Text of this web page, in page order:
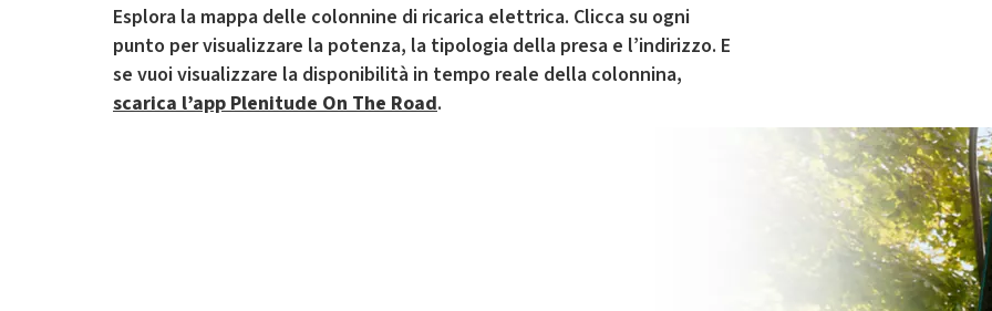
Esplora la mappa delle colonnine di ricarica elettrica. Clicca su ogni
punto per visualizzare la potenza, la tipologia della presa e l’indirizzo. E
se vuoi visualizzare la disponibilità in tempo reale della colonnina,
scarica l’app Plenitude On The Road.
Il servizio di mobilità elettrica è gestito da Plenitude On The Road